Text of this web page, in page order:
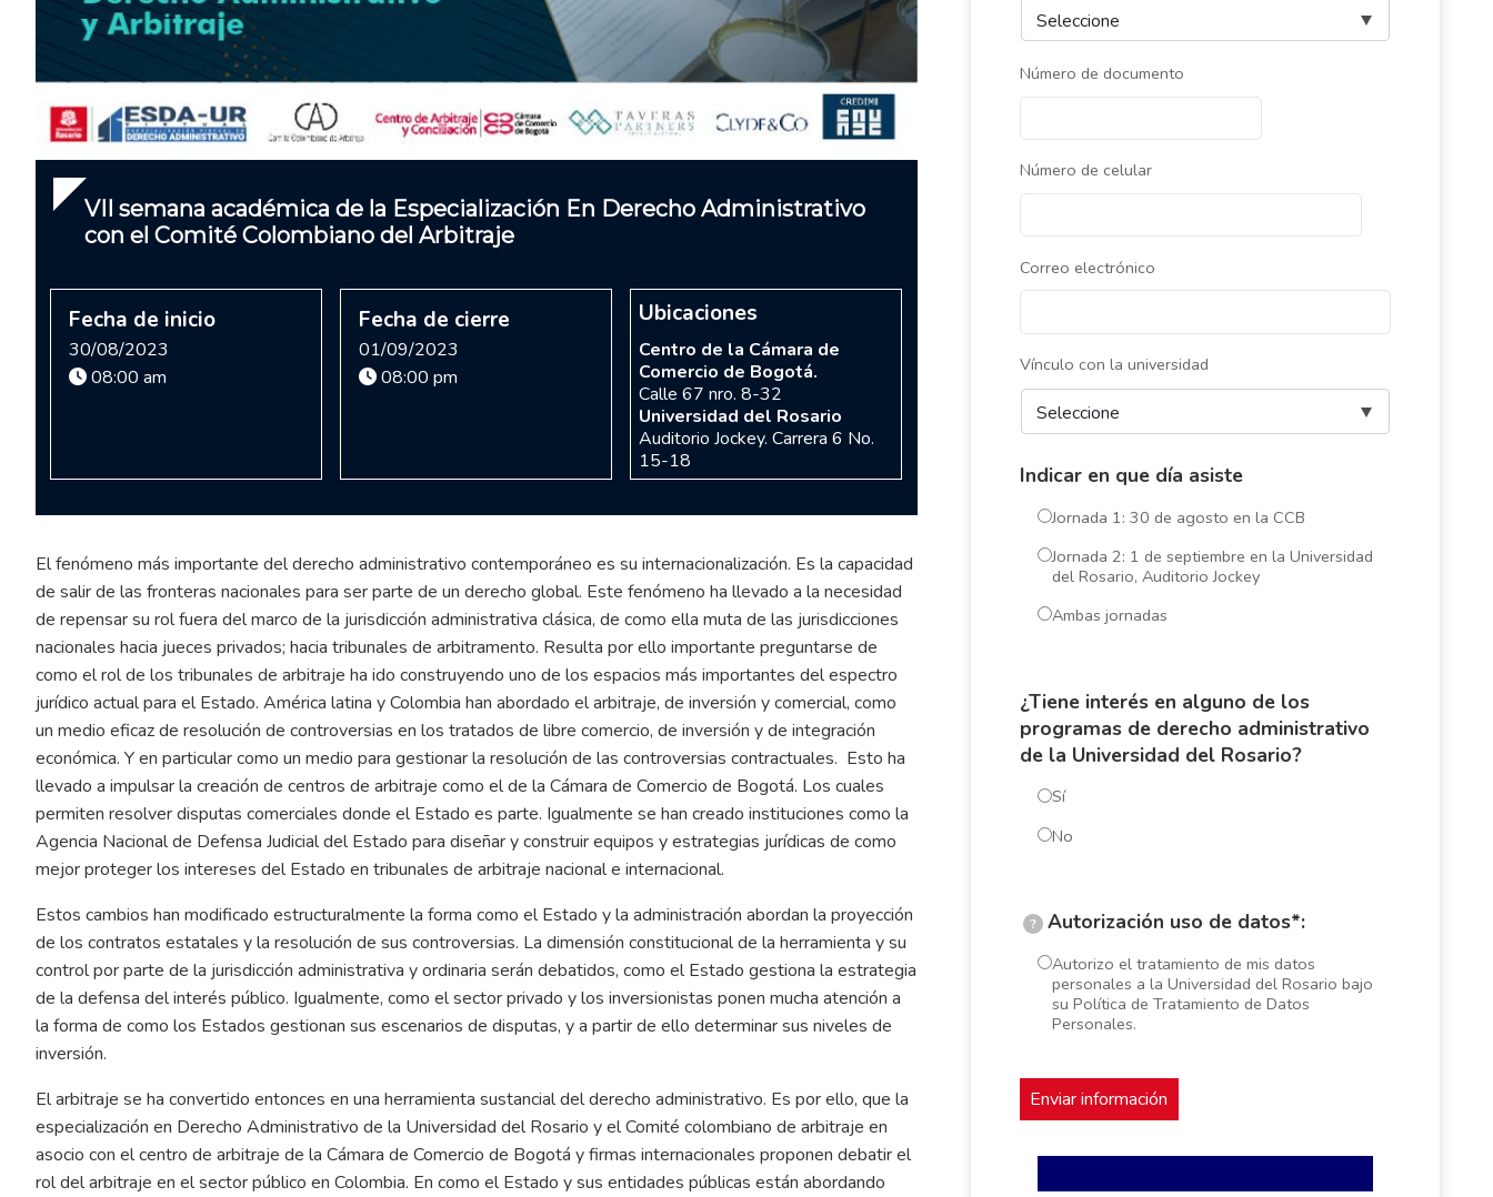
Número de documento
Número de celular
Correo electrónico
Vínculo con la universidad
Indicar en que día asiste
Jornada 1: 30 de agosto en la CCB
Jornada 2: 1 de septiembre en la Universidad
del Rosario, Auditorio Jockey
Ambas jornadas
¿Tiene interés en alguno de los
programas de derecho administrativo
de la Universidad del Rosario?
Sí
No
? Autorización uso de datos*:
Autorizo el tratamiento de mis datos
personales a la Universidad del Rosario bajo
su Política de Tratamiento de Datos
Personales.
VII semana académica de la Especialización En Derecho Administrativo
con el Comité Colombiano del Arbitraje
Fecha de inicio
30/08/2023
08:00 am
Fecha de cierre
01/09/2023
08:00 pm
Ubicaciones
Centro de la Cámara de
Comercio de Bogotá.
Calle 67 nro. 8-32
Universidad del Rosario
Auditorio Jockey. Carrera 6 No.
15-18
El fenómeno más importante del derecho administrativo contemporáneo es su internacionalización. Es la capacidad
de salir de las fronteras nacionales para ser parte de un derecho global. Este fenómeno ha llevado a la necesidad
de repensar su rol fuera del marco de la jurisdicción administrativa clásica, de como ella muta de las jurisdicciones
nacionales hacia jueces privados; hacia tribunales de arbitramento. Resulta por ello importante preguntarse de
como el rol de los tribunales de arbitraje ha ido construyendo uno de los espacios más importantes del espectro
jurídico actual para el Estado. América latina y Colombia han abordado el arbitraje, de inversión y comercial, como
un medio eficaz de resolución de controversias en los tratados de libre comercio, de inversión y de integración
económica. Y en particular como un medio para gestionar la resolución de las controversias contractuales. Esto ha
llevado a impulsar la creación de centros de arbitraje como el de la Cámara de Comercio de Bogotá. Los cuales
permiten resolver disputas comerciales donde el Estado es parte. Igualmente se han creado instituciones como la
Agencia Nacional de Defensa Judicial del Estado para diseñar y construir equipos y estrategias jurídicas de como
mejor proteger los intereses del Estado en tribunales de arbitraje nacional e internacional.
Estos cambios han modificado estructuralmente la forma como el Estado y la administración abordan la proyección
de los contratos estatales y la resolución de sus controversias. La dimensión constitucional de la herramienta y su
control por parte de la jurisdicción administrativa y ordinaria serán debatidos, como el Estado gestiona la estrategia
de la defensa del interés público. Igualmente, como el sector privado y los inversionistas ponen mucha atención a
la forma de como los Estados gestionan sus escenarios de disputas, y a partir de ello determinar sus niveles de
inversión.
El arbitraje se ha convertido entonces en una herramienta sustancial del derecho administrativo. Es por ello, que la
especialización en Derecho Administrativo de la Universidad del Rosario y el Comité colombiano de arbitraje en
asocio con el centro de arbitraje de la Cámara de Comercio de Bogotá y firmas internacionales proponen debatir el
rol del arbitraje en el sector público en Colombia. En como el Estado y sus entidades públicas están abordando